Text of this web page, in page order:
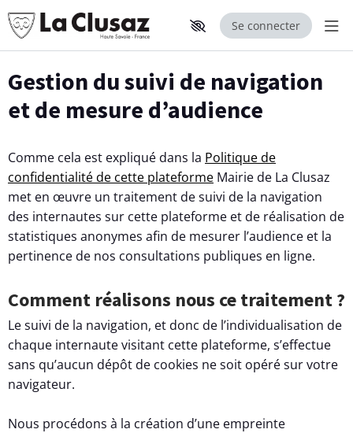
Se connecter
Gestion du suivi de navigation
et de mesure d’audience
Comme cela est expliqué dans la Politique de
confidentialité de cette plateforme Mairie de La Clusaz
met en œuvre un traitement de suivi de la navigation
des internautes sur cette plateforme et de réalisation de
statistiques anonymes afin de mesurer l’audience et la
pertinence de nos consultations publiques en ligne.
Comment réalisons nous ce traitement ?
Le suivi de la navigation, et donc de l’individualisation de
chaque internaute visitant cette plateforme, s’effectue
sans qu’aucun dépôt de cookies ne soit opéré sur votre
navigateur.
Nous procédons à la création d’une empreinte